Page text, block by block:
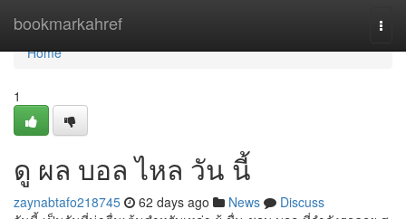
bookmarkahref
Home
Home
1
ดู ผล บอล ไหล วัน นี้
zaynabtafo218745 62 days ago News
Discuss